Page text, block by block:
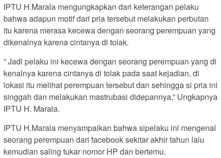
IPTU H.Marala mengungkapkan dari keterangan pelaku
bahwa adapun motif dari pria tersebut melakukan perbutan
itu karena merasa kecewa dengan seorang perempuan yang
dikenalnya karena cintanya di tolak.
” Jadi pelaku ini kecewa dengan seorang perempuan yang di
kenalnya karena cintanya di tolak pada saat kejadian, di
lokasi itu melihat perempuan tersebut dan sehingga si pria ini
singgah dan melakukan mastrubasi didepannya,” Ungkapnya
IPTU H. Marala.
IPTU H.Marala menyampaikan bahwa sipelaku ini mengenal
seorang perempuan dari facebook sekitar akhir tahun lalu
kemudian saling tukar nomor HP dan bertemu.